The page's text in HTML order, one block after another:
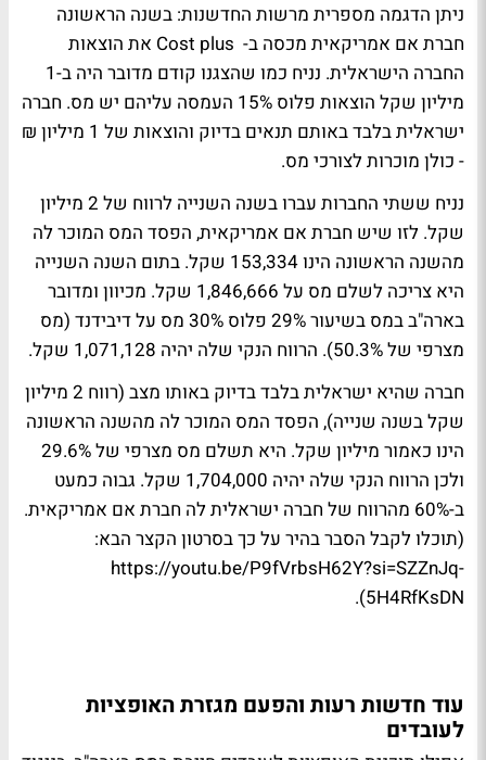
ניתן הדגמה מספרית מרשות החדשנות: בשנה הראשונה
חברת אם אמריקאית מכסה ב- Cost plus את הוצאות
החברה הישראלית. נניח כמו שהצגנו קודם מדובר היה ב-1
מיליון שקל הוצאות פלוס 15% העמסה עליהם יש מס. חברה
ישראלית בלבד באותם תנאים בדיוק והוצאות של 1 מיליון ₪
- כולן מוכרות לצורכי מס.
נניח ששתי החברות עברו בשנה השנייה לרווח של 2 מיליון
שקל. לזו שיש חברת אם אמריקאית, הפסד המס המוכר לה
מהשנה הראשונה הינו 153,334 שקל. בתום השנה השנייה
היא צריכה לשלם מס על 1,846,666 שקל. מכיוון ומדובר
בארה"ב במס בשיעור 29% פלוס 30% מס על דיבידנד (מס
מצרפי של 50.3%). הרווח הנקי שלה יהיה 1,071,128 שקל.
חברה שהיא ישראלית בלבד בדיוק באותו מצב (רווח 2 מיליון
שקל בשנה שנייה), הפסד המס המוכר לה מהשנה הראשונה
הינו כאמור מיליון שקל. היא תשלם מס מצרפי של 29.6%
ולכן הרווח הנקי שלה יהיה 1,704,000 שקל. גבוה כמעט
ב-60% מהרווח של חברה ישראלית לה חברת אם אמריקאית.
(תוכלו לקבל הסבר בהיר על כך בסרטון הקצר הבא:
https://youtu.be/P9fVrbsH62Y?si=SZZnJq-
5H4RfKsDN).
עוד חדשות רעות והפעם מגזרת האופציות
לעובדים